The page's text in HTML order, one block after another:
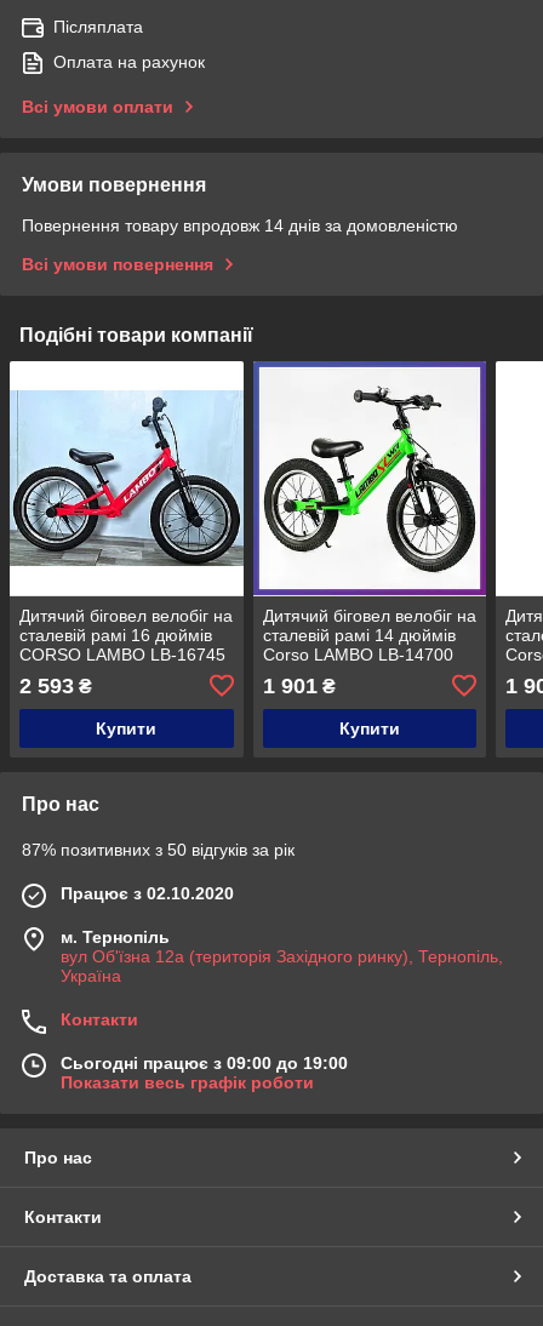
Післяплата
Оплата на рахунок
Всі умови оплати
Умови повернення
Повернення товару впродовж 14 днів за домовленістю
Всі умови повернення
Подібні товари компанії
Дитячий біговел велобіг на
сталевій рамі 16 дюймів
CORSO LAMBO LB-16745
2 593 ₴
Купити
Дитячий біговел велобіг на
сталевій рамі 14 дюймів
Corso LAMBO LB-14700
надувні колеса Зелений
1 901₴
Купити
1
Про нас
87% позитивних з 50 відгуків за рік
Працює з 02.10.2020
м. Тернопіль
вул Об'їзна 12а (територія Західного ринку), Тернопіль,
Україна
Контакти
Сьогодні працює з 09:00 до 19:00
Показати весь графік роботи
Про нас
Контакти
Доставка та оплата